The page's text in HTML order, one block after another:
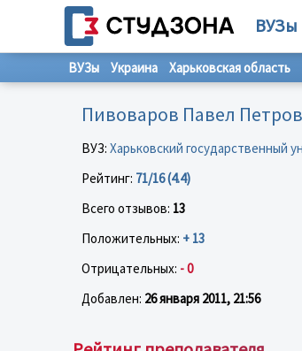
ВУЗы
ВУЗы Украина Харьковская область
Пивоваров Павел
ВУЗ: Харьковский государственный
Рейтинг: 71/16 (4.4)
Всего отзывов: 13
Положительных: + 13
Отрицательных: - 0
Добавлен: 26 января 2011, 21:56